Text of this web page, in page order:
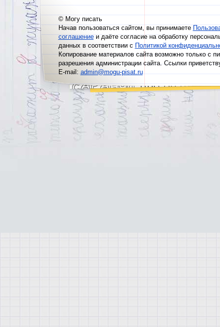
© Могу писать
Начав пользоваться сайтом, вы принимаете
соглашениеи даёте согласие на обработку
данных в соответствии сПолитикой
Копирование материалов сайта возможно только с
разрешения администрации сайта. Ссылки
E-mail:admin@mogu-pisat.ru